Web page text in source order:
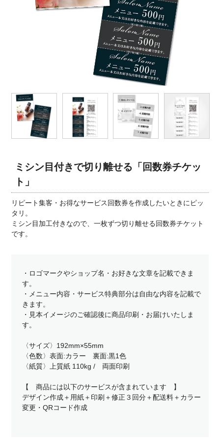
ミシン目付きで切り離せる「回数券チケッ
ト」
リピート集客・お得なサービス回数券を作成したいときにピッ
タリ。
ミシン目加工付きなので、一枚ずつ切り離せる回数券チケット
です。
・ロゴマークやショップ名・お好きな文章を記載できま
す。
・メニュー内容・サービス特典部分は自由な内容を記載で
きます。
・見本イメージのご確認後に商品印刷・お届けいたしま
す。
〈サイズ〉192mm×55mm
〈色数〉表面:カラー 裏面:黒1色
〈紙質〉上質紙 110kg / 両面印刷
【 商品には以下のサービスが含まれています 】
デザイン作成＋用紙＋印刷＋修正３回分＋配送料＋カラー
変更・QRコード作成